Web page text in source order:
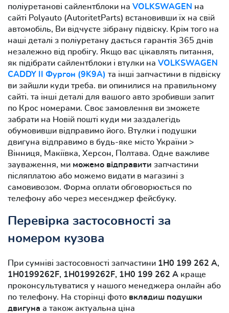
поліуретанові сайлентблоки на VOLKSWAGEN на
сайті Polyauto (AutoritetParts) встановивши їх на свій
автомобіль, Ви відчуєте зібрану підвіску. Крім того на
наші деталі з поліуретану дається гарантія 365 днів
незалежно від пробігу. Якщо вас цікавлять питання,
як підібрати сайлентблоки і втулки на VOLKSWAGEN
CADDY II Фургон (9K9A) та інші запчастини в підвіску
ви зайшли куди треба. ви опинилися на правильному
сайті. та інші деталі для вашого авто зробивши запит
по Крос номерами. Своє замовлення ви зможете
забрати на Новій пошті куди ми заздалегідь
обумовивши відправимо його. Втулки і подушки
двигуна відправимо в будь-яке місто України >
Вінниця, Макіївка, Херсон, Полтава. Одне важливе
зауваження, ми можемо відправити запчастини
післяплатою або можемо видати в магазині з
самовивозом. Форма оплати обговорюється по
телефону або через месенджер фейсбуку.
Перевірка застосовності за
номером кузова
При сумніві застосовності запчастини 1H0 199 262 A,
1H0199262F, 1H0199262F, 1H0 199 262 A краще
проконсультуватися у нашого менеджера онлайн або
по телефону. На сторінці фото вкладиш подушки
двигуна а також актуальна ціна